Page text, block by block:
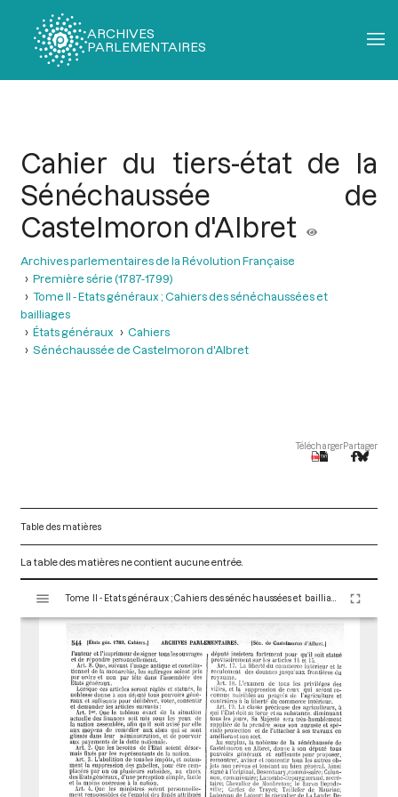
ARCHIVES
PARLEMENTAIRES
Cahier du tiers-état de la
Sénéchaussée de
Castelmoron d'Albret
Archives parlementaires de la Révolution Française
Première série (1787-1799)
Tome II - Etats généraux ; Cahiers des sénéchaussées et
bailliages
États généraux
Cahiers
Sénéchaussée de Castelmoron d'Albret
TéléchargerPartager
Table des matières
La table des matières ne contient aucune entrée.
s